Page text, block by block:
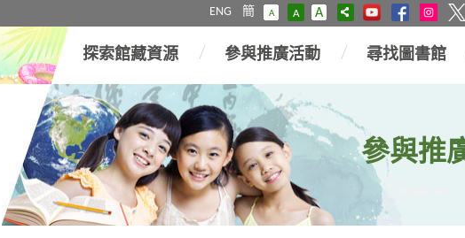
ENG 簡 A A A
探索館藏資源 參與推廣活動 尋找圖書館
參與推